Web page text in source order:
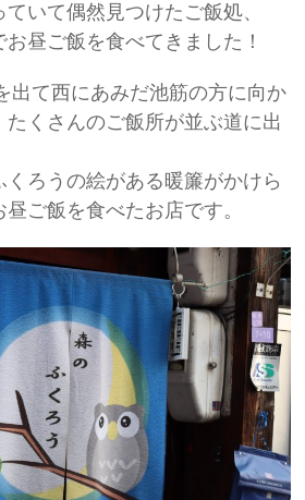
いて偶然見つけたご飯処、
お昼ご飯を食べてきました！
出て西にあみだ池筋の方に向か
たくさんのご飯所が並ぶ道に出
ろうの絵がある暖簾がかけら
ご飯を食べたお店です。